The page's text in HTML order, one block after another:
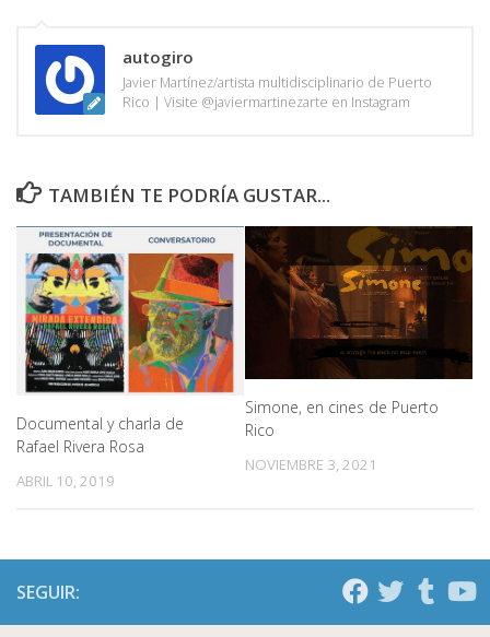
autogiro
Javier Martínez/artista multidisciplinario de Puerto
Rico | Visite @javiermartinezarte en Instagram
TAMBIÉN TE PODRÍA GUSTAR...
Documental y charla de
Rafael Rivera Rosa
ABRIL 10, 2019
Simone, en cines de Puerto
Rico
NOVIEMBRE 3, 2021
SEGUIR: